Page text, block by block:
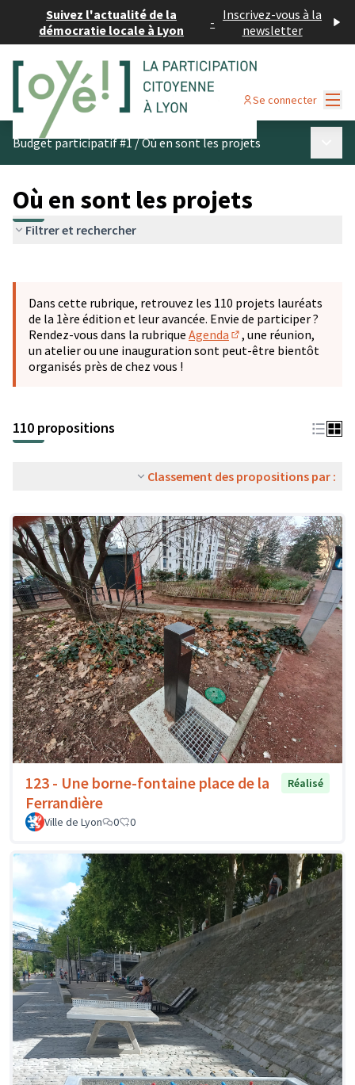
Suivez l'actualité de la
démocratie locale à Lyon
- Inscrivez-vous à la
newsletter
Se connecter
Budget participatif #1/Où en sont les projets
Où en sont les projets
Filtrer et rechercher
−
Dans cette rubrique, retrouvez les 110 projets lauréats
de la 1ère édition et leur avancée. Envie de participer ?
Rendez-vous dans la rubrique Agenda
(S'ouvre dans un
, une réunion,
un atelier ou une inauguration sont peut-être bientôt
organisés près de chez vous !
110 propositions
Classement des propositions par :
123 - Une borne-fontaine place de la
Ferrandière
Réalisé
Ville de Lyon 0 0